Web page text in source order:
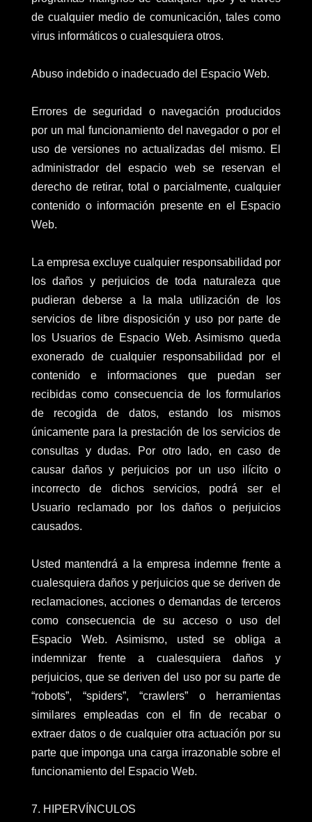
de cualquier medio de comunicación, tales como
virus informáticos o cualesquiera otros.
Abuso indebido o inadecuado del Espacio Web.
Errores de seguridad o navegación producidos
por un mal funcionamiento del navegador o por el
uso de versiones no actualizadas del mismo. El
administrador del espacio web se reservan el
derecho de retirar, total o parcialmente, cualquier
contenido o información presente en el Espacio
Web.
La empresa excluye cualquier responsabilidad por
los daños y perjuicios de toda naturaleza que
pudieran deberse a la mala utilización de los
servicios de libre disposición y uso por parte de
los Usuarios de Espacio Web. Asimismo queda
exonerado de cualquier responsabilidad por el
contenido e informaciones que puedan ser
recibidas como consecuencia de los formularios
de recogida de datos, estando los mismos
únicamente para la prestación de los servicios de
consultas y dudas. Por otro lado, en caso de
causar daños y perjuicios por un uso ilícito o
incorrecto de dichos servicios, podrá ser el
Usuario reclamado por los daños o perjuicios
causados.
Usted mantendrá a la empresa indemne frente a
cualesquiera daños y perjuicios que se deriven de
reclamaciones, acciones o demandas de terceros
como consecuencia de su acceso o uso del
Espacio Web. Asimismo, usted se obliga a
indemnizar frente a cualesquiera daños y
perjuicios, que se deriven del uso por su parte de
“robots”, “spiders”, “crawlers” o herramientas
similares empleadas con el fin de recabar o
extraer datos o de cualquier otra actuación por su
parte que imponga una carga irrazonable sobre el
funcionamiento del Espacio Web.
7. HIPERVÍNCULOS